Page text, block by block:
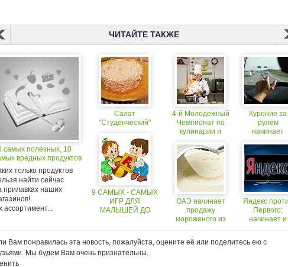
ЧИТАЙТЕ ТАКЖЕ
самых полезных, 10
вредных продуктов
только продуктов
найти сейчас
прилавках наших
ассортимент...
Салат
"Студенческий"
9 САМЫХ - САМЫХ
ИГР ДЛЯ
МАЛЫШЕЙ ДО
4-й Молодежный
Чемпионат по
кулинарии и
«Студенческий
ПИР» ждет
участников
ОАЭ начинает
продажу
мороженого из
Курение за
рулем
начинает
карму»
Яндекс
Первого:
начинает и
Вам понравилась эта новость, пожалуйста, оцените её или поделитесь ею с
Мы будем Вам очень признательны.